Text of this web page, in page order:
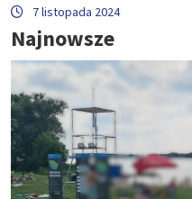
7 listopada 2024
Najnowsze